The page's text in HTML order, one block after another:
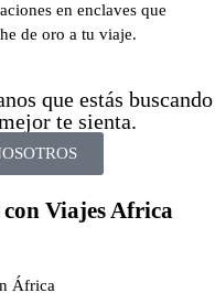
en enclaves que
de oro a tu viaje.
que estás buscando
te sienta.
Viajes Africa